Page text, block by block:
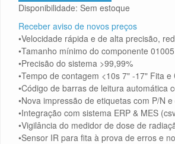
Disponibilidade: Sem estoque
Receber aviso de novos preços
•Velocidade rápida e de alta precisão,
•Tamanho mínimo do componente 01005
•Precisão do sistema >99,99%
•Tempo de contagem <10s 7" -17" Fita
•Código de barras de leitura automática
•Nova impressão de etiquetas com P/N
•Integração com sistema ERP & MES
•Vigilância do medidor de dose de
•Sensor IR para fita à prova de erros e